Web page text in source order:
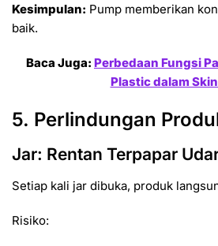
Kesimpulan: Pump memberikan
baik.
Baca Juga: Perbedaan Fungsi
Plastic dalam
5. Perlindungan
Jar: Rentan Terpapar
Setiap kali jar dibuka, produk
Risiko: